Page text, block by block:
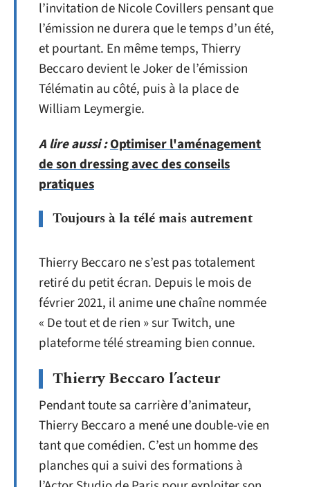
l’invitation de Nicole Covillers pensant que
l’émission ne durera que le temps d’un été,
et pourtant. En même temps, Thierry
Beccaro devient le Joker de l’émission
Télématin au côté, puis à la place de
William Leymergie.
A lire aussi :Optimiser l'aménagement
de son dressing avec des conseils
pratiques
Toujours à la télé mais autrement
Thierry Beccaro ne s’est pas totalement
retiré du petit écran. Depuis le mois de
février 2021, il anime une chaîne nommée
« De tout et de rien » sur Twitch, une
plateforme télé streaming bien connue.
Thierry Beccaro l’acteur
Pendant toute sa carrière d’animateur,
Thierry Beccaro a mené une double-vie en
tant que comédien. C’est un homme des
planches qui a suivi des formations à